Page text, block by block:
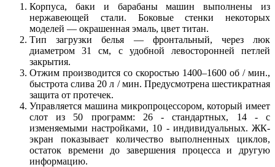
Корпуса, баки и барабаны машин выполнены из
нержавеющей стали. Боковые стенки некоторых
моделей — окрашенная эмаль, цвет титан.
Тип загрузки белья — фронтальный, через люк
диаметром 31 см, с удобной левосторонней петлей
закрытия.
Отжим производится со скоростью 1400–1600 об / мин.,
быстрота слива 20 л / мин. Предусмотрена шестикратная
защита от протечек.
Управляется машина микропроцессором, который имеет
слот из 50 программ: 26 - стандартных, 14 - с
изменяемыми настройками, 10 - индивидуальных. ЖК-
экран показывает количество выполненных циклов,
остаток времени до завершения процесса и другую
информацию.